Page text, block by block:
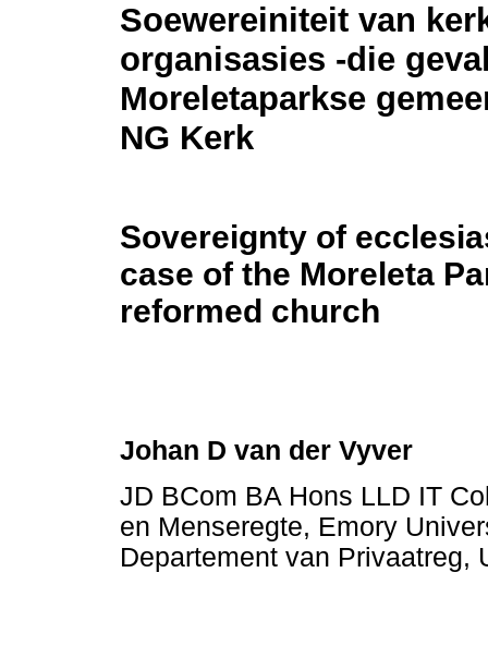
Soewereiniteit van
organisasies -die
Moreletaparkse
NG Kerk
Sovereignty of
case of the Moreleta
reformed church
Johan D van der Vyver
JD BCom BA Hons LLD IT
en Menseregte, Emory
Departement van Privaatreg,